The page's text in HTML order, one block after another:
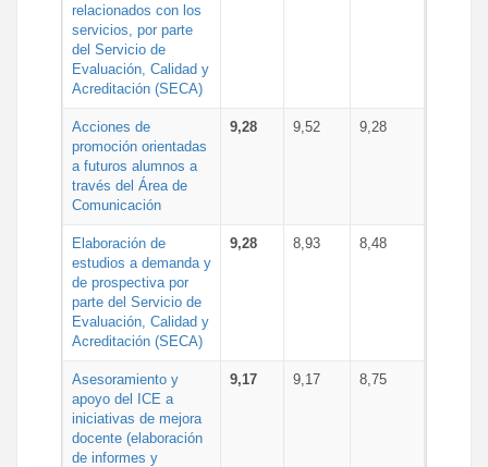
relacionados con los
servicios, por parte
del Servicio de
Evaluación, Calidad y
Acreditación (SECA)
Acciones de
promoción orientadas
a futuros alumnos a
través del Área de
Comunicación
9,28 9,52 9,28
Elaboración de
estudios a demanda y
de prospectiva por
parte del Servicio de
Evaluación, Calidad y
Acreditación (SECA)
9,28 8,93 8,48
Asesoramiento y
apoyo del ICE a
iniciativas de mejora
docente (elaboración
de informes y
9,17 9,17 8,75